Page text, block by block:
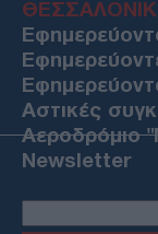
Αστικές
Αεροδρόμιο
Newsletter